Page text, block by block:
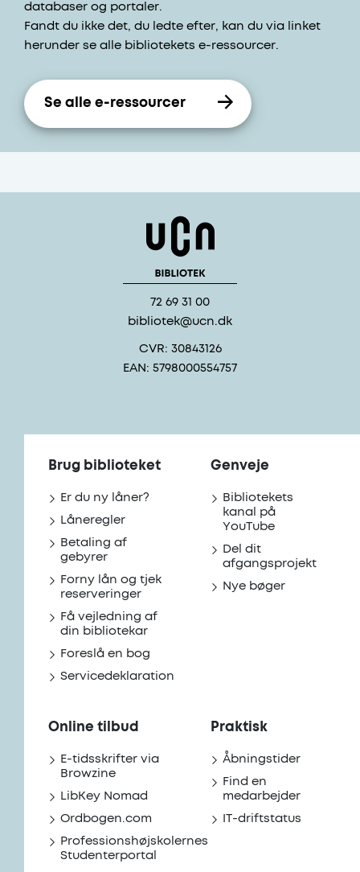
databaser og portaler.
Fandt du ikke det, du ledte efter, kan du via linket
herunder se alle bibliotekets e-ressourcer.
Se alle e-ressourcer
72 69 31 00
bibliotek@ucn.dk
CVR: 30843126
EAN: 5798000554757
Brug biblioteket
Er du ny låner?
Låneregler
Betaling af
gebyrer
Forny lån og tjek
reserveringer
Få vejledning af
din bibliotekar
Foreslå en bog
Servicedeklaration
Genveje
Bibliotekets
kanal på
YouTube
Del dit
afgangsprojekt
Nye bøger
Online tilbud
E-tidsskrifter via
Browzine
LibKey Nomad
Ordbogen.com
Professionshøjskolernes
Studenterportal
Praktisk
Åbningstider
Find en
medarbejder
IT-driftstatus